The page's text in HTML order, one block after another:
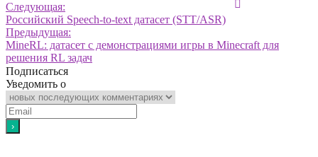
Следующая:
Российский Speech-to-text датасет (STT/ASR)
Предыдущая:
MineRL: датасет с демонстрациями игры в Minecraft для
решения RL задач
Подписаться
Уведомить о